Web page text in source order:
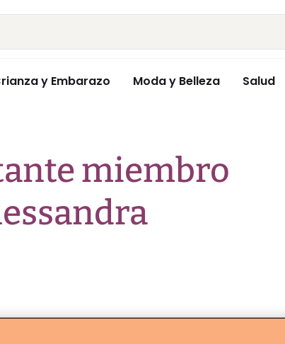
y Embarazo Moda y Belleza Salud
miembro